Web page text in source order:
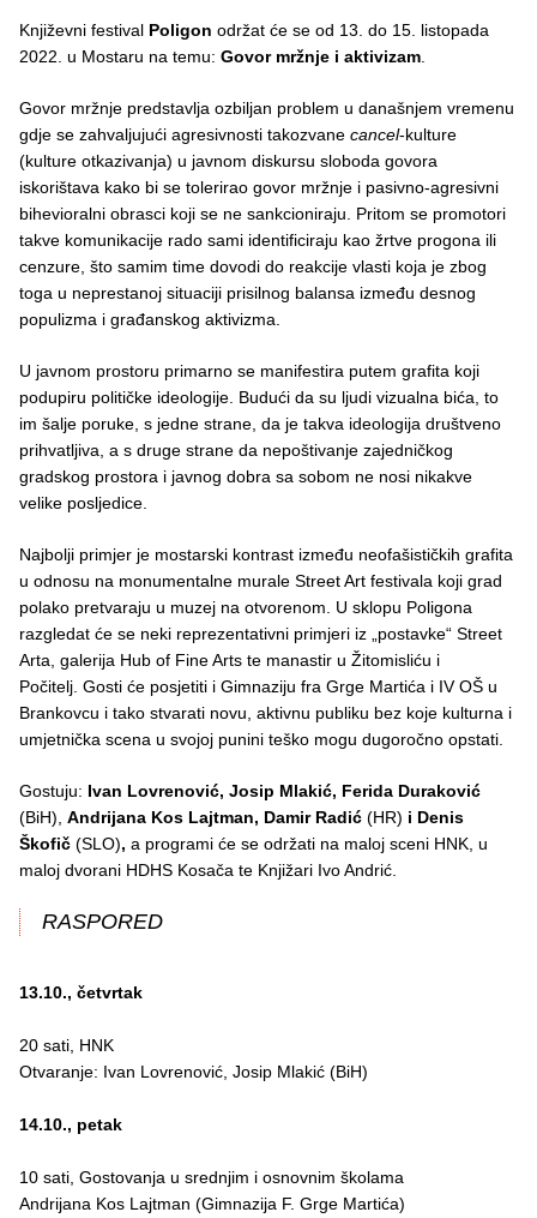
Književni festival Poligon održat će se od 13. do 15. listopada
2022. u Mostaru na temu: Govor mržnje i aktivizam
Govor mržnje predstavlja ozbiljan problem u današnjem vremenu
gdje se zahvaljujući agresivnosti takozvane cancel-kulture
(kulture otkazivanja) u javnom diskursu sloboda govora
iskorištava kako bi se tolerirao govor mržnje i pasivno-agresivni
bihevioralni obrasci koji se ne sankcioniraju. Pritom se promotori
takve komunikacije rado sami identificiraju kao žrtve progona ili
cenzure, što samim time dovodi do reakcije vlasti koja je zbog
toga u neprestanoj situaciji prisilnog balansa između desnog
populizma i građanskog aktivizma.
U javnom prostoru primarno se manifestira putem grafita koji
podupiru političke ideologije. Budući da su ljudi vizualna bića, to
im šalje poruke, s jedne strane, da je takva ideologija društveno
prihvatljiva, a s druge strane da nepoštivanje zajedničkog
gradskog prostora i javnog dobra sa sobom ne nosi nikakve
velike posljedice.
Najbolji primjer je mostarski kontrast između neofašističkih grafita
u odnosu na monumentalne murale Street Art festivala koji grad
polako pretvaraju u muzej na otvorenom. U sklopu Poligona
razgledat će se neki reprezentativni primjeri iz „postavke“ Street
Arta, galerija Hub of Fine Arts te manastir u Žitomisliću i
Počitelj. Gosti će posjetiti i Gimnaziju fra Grge Martića i IV OŠ u
Brankovcu i tako stvarati novu, aktivnu publiku bez koje kulturna i
umjetnička scena u svojoj punini teško mogu dugoročno opstati.
Gostuju: Ivan Lovrenović, Josip Mlakić, Ferida Duraković
(BiH), Andrijana Kos Lajtman, Damir Radić (HR) i Denis
Škofič (SLO), a programi će se održati na maloj sceni HNK, u
maloj dvorani HDHS Kosača te Knjižari Ivo Andrić.
RASPORED
13.10., četvrtak
20 sati, HNK
Otvaranje: Ivan Lovrenović, Josip Mlakić (BiH)
14.10., petak
10 sati, Gostovanja u srednjim i osnovnim školama
Andrijana Kos Lajtman (Gimnazija F. Grge Martića)